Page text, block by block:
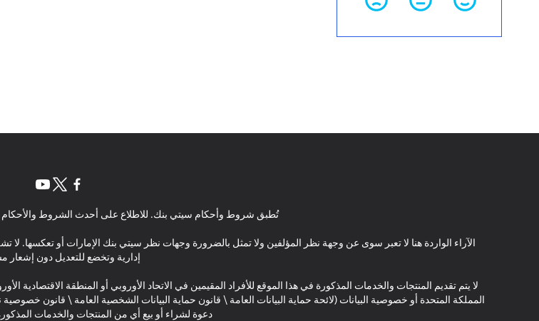
تُطبق شروط وأحكام سيتي بنك. للاطلاع على أحدث الشروط والأحكام
الآراء الواردة هنا لا تعبر سوى عن وجهة نظر المؤلفين ولا تمثل بالضرورة وجهات نظر سيتي بنك الإمارات أو تعكسها.
إدارية وتخضع للتعديل دون إشعار
لا يتم تقديم المنتجات والخدمات المذكورة في هذا الموقع للأفراد المقيمين في الاتحاد الأوروبي أو المنطقة الاقتصادية
المملكة المتحدة أو خصوصية البيانات (لائحة حماية البيانات العامة \ قانون حماية البيانات الشخصية العامة \ قانون
دعوة لشراء أو بيع أي من المنتجات والخدمات المذكورة